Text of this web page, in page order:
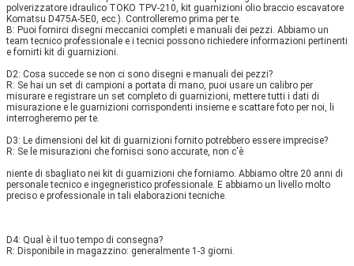
polverizzatore idraulico TOKO TPV-210, kit guarnizioni olio braccio escavatore
Komatsu D475A-5E0, ecc.). Controlleremo prima per te.
B: Puoi fornirci disegni meccanici completi e manuali dei pezzi. Abbiamo un
team tecnico professionale e i tecnici possono richiedere informazioni pertinenti
e fornirti kit di guarnizioni.
D2: Cosa succede se non ci sono disegni e manuali dei pezzi?
R: Se hai un set di campioni a portata di mano, puoi usare un calibro per
misurare e registrare un set completo di guarnizioni, mettere tutti i dati di
misurazione e le guarnizioni corrispondenti insieme e scattare foto per noi, li
interrogheremo per te.
D3: Le dimensioni del kit di guarnizioni fornito potrebbero essere imprecise?
R: Se le misurazioni che fornisci sono accurate, non c'è
niente di sbagliato nei kit di guarnizioni che forniamo. Abbiamo oltre 20 anni di
personale tecnico e ingegneristico professionale. E abbiamo un livello molto
preciso e professionale in tali elaborazioni tecniche.
D4: Qual è il tuo tempo di consegna?
R: Disponibile in magazzino: generalmente 1-3 giorni.